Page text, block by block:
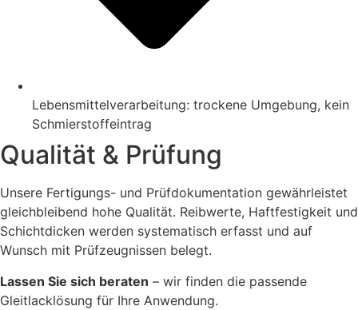
Lebensmittelverarbeitung: trockene Umgebung, kein
Schmierstoffeintrag
Qualität & Prüfung
Unsere Fertigungs- und Prüfdokumentation gewährleistet
gleichbleibend hohe Qualität. Reibwerte, Haftfestigkeit und
Schichtdicken werden systematisch erfasst und auf
Wunsch mit Prüfzeugnissen belegt.
Lassen Sie sich beraten – wir finden die passende
Gleitlacklösung für Ihre Anwendung.